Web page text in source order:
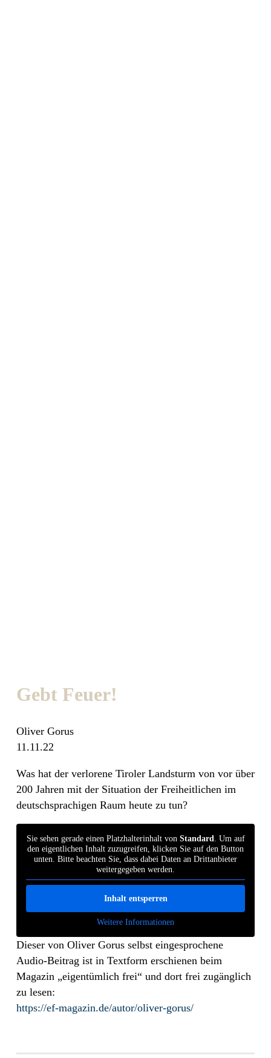
Gebt Feuer!
Oliver Gorus
11.11.22
Was hat der verlorene Tiroler Landsturm von vor über
200 Jahren mit der Situation der Freiheitlichen im
deutschsprachigen Raum heute zu tun?
Sie sehen gerade einen Platzhalterinhalt von Standard. Um auf
den eigentlichen Inhalt zuzugreifen, klicken Sie auf den Button
unten. Bitte beachten Sie, dass dabei Daten an Drittanbieter
weitergegeben werden.
Inhalt entsperren
Weitere Informationen
Dieser von Oliver Gorus selbst eingesprochene
Audio-Beitrag ist in Textform erschienen beim
Magazin „eigentümlich frei“ und dort frei zugänglich
zu lesen:
https://ef-magazin.de/autor/oliver-gorus/